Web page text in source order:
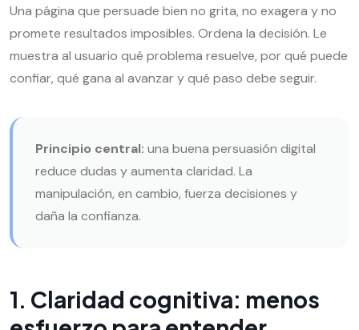
Una página que persuade bien no grita, no exagera y no
promete resultados imposibles. Ordena la decisión. Le
muestra al usuario qué problema resuelve, por qué puede
confiar, qué gana al avanzar y qué paso debe seguir.
Principio central: una buena persuasión digital
reduce dudas y aumenta claridad. La
manipulación, en cambio, fuerza decisiones y
daña la confianza.
1. Claridad cognitiva: menos